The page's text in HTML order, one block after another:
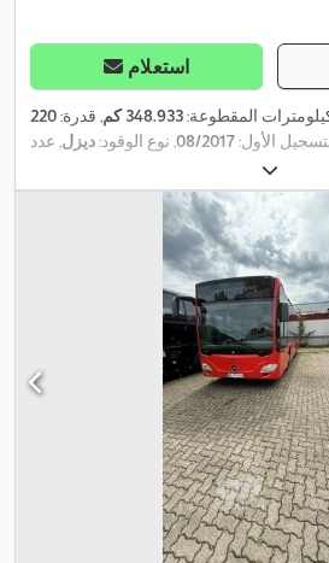
استعلام
المقطوعة:348.933 كم , قدرة:220
الأول:08/2017, نوع الوقود:ديزل, عدد
تلقائي
الهواء, سخان التدفئة أثناء التوقف, نظام
الفرامل المانعة للانغلاق (ABS),